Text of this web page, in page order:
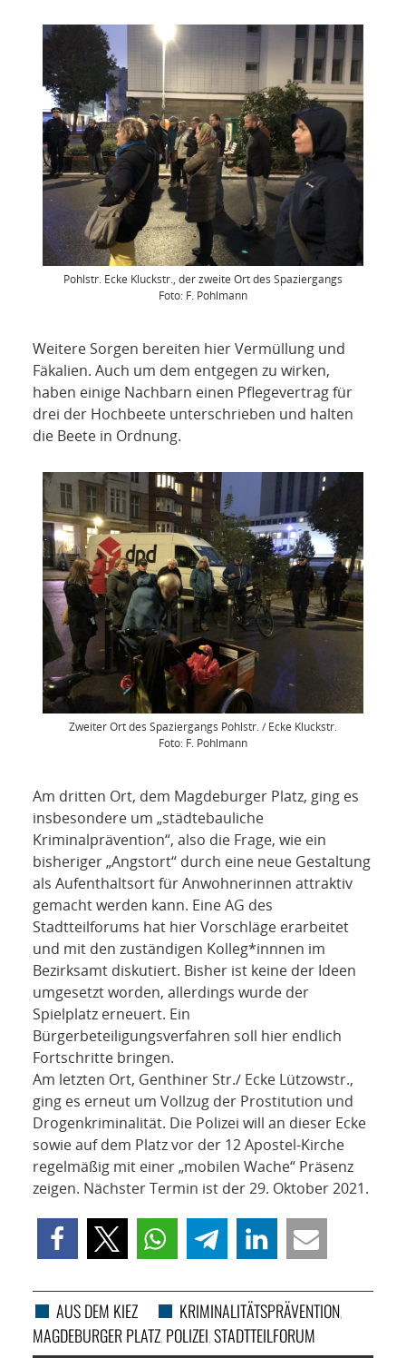
Pohlstr. Ecke Kluckstr., der zweite Ort des Spaziergangs
Foto: F. Pohlmann
Weitere Sorgen bereiten hier Vermüllung und
Fäkalien. Auch um dem entgegen zu wirken,
haben einige Nachbarn einen Pflegevertrag für
drei der Hochbeete unterschrieben und halten
die Beete in Ordnung.
Zweiter Ort des Spaziergangs Pohlstr. / Ecke Kluckstr.
Foto: F. Pohlmann
Am dritten Ort, dem Magdeburger Platz, ging es
insbesondere um „städtebauliche
Kriminalprävention“, also die Frage, wie ein
bisheriger „Angstort“ durch eine neue Gestaltung
als Aufenthaltsort für Anwohnerinnen attraktiv
gemacht werden kann. Eine AG des
Stadtteilforums hat hier Vorschläge erarbeitet
und mit den zuständigen Kolleg*innnen im
Bezirksamt diskutiert. Bisher ist keine der Ideen
umgesetzt worden, allerdings wurde der
Spielplatz erneuert. Ein
Bürgerbeteiligungsverfahren soll hier endlich
Fortschritte bringen.
Am letzten Ort, Genthiner Str./ Ecke Lützowstr.,
ging es erneut um Vollzug der Prostitution und
Drogenkriminalität. Die Polizei will an dieser Ecke
sowie auf dem Platz vor der 12 Apostel-Kirche
regelmäßig mit einer „mobilen Wache“ Präsenz
zeigen. Nächster Termin ist der 29. Oktober 2021.
AUS DEM KIEZ KRIMINALITÄTSPRÄVENTION,
MAGDEBURGER PLATZ, POLIZEI,STADTTEILFORUM